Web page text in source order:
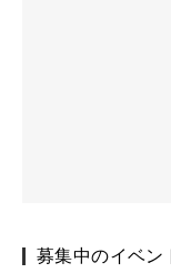
募集中のイベン